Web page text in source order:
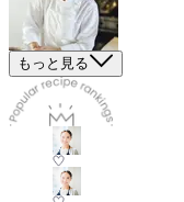
もっと見る